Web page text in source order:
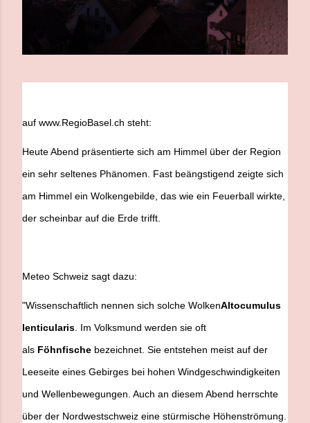
auf www.RegioBasel.ch steht:
Heute Abend präsentierte sich am Himmel über der Region
ein sehr seltenes Phänomen. Fast beängstigend zeigte sich
am Himmel ein Wolkengebilde, das wie ein Feuerball wirkte,
der scheinbar auf die Erde trifft.
Meteo Schweiz sagt dazu:
"Wissenschaftlich nennen sich solche WolkenAltocumulus
lenticularis. Im Volksmund werden sie oft
als Föhnfische bezeichnet. Sie entstehen meist auf der
Leeseite eines Gebirges bei hohen Windgeschwindigkeiten
und Wellenbewegungen. Auch an diesem Abend herrschte
über der Nordwestschweiz eine stürmische Höhenströmung.